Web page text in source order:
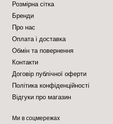
Розмірна сітка
Бренди
Про нас
Оплата і доставка
Обмін та повернення
Контакти
Договір публічної оферти
Політика конфіденційності
Відгуки про магазин
Ми в соцмережах